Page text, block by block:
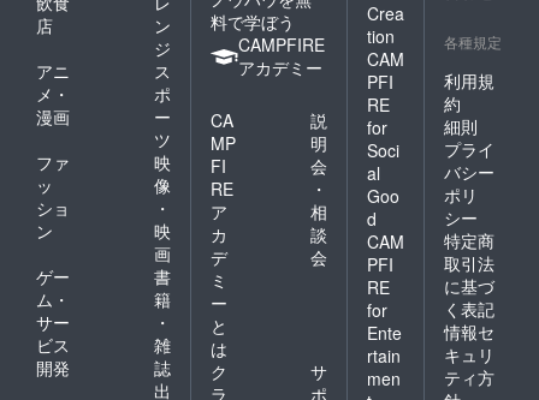
店
ン
ジ
アニ
メ・
漫画
ス
ポ
ー
ツ
ファ
ッ
ショ
ン
映
像
・
映
画
ゲー
ム・
サー
ビス
開発
書
籍
・
雑
誌
出
料で学ぼう
CAMPFIRE
アカデミー
CA
MP
FI
RE
ア
カ
デ
ミ
ー
と
は
説
明
会
・
相
談
会
ク
ラ
サ
ポ
Crea
tion
CAM
PFI
RE
for
Soci
al
Goo
d
CAM
PFI
RE
for
Ente
rtain
men
各種規定
利用規
約
細則
プライ
バシー
ポリ
シー
特定商
取引法
に基づ
く表記
情報セ
キュリ
ティ方